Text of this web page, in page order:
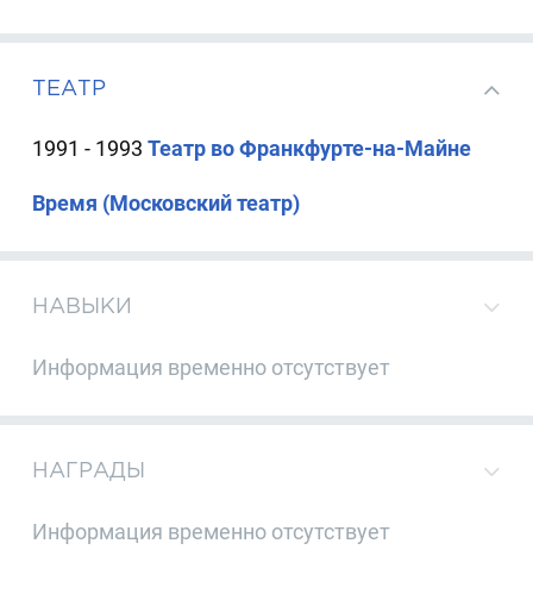
ТЕАТР
1991 - 1993Театр во Франкфурте-на-Майне
Время (Московский театр)
НАВЫКИ
Информация временно отсутствует
НАГРАДЫ
Информация временно отсутствует